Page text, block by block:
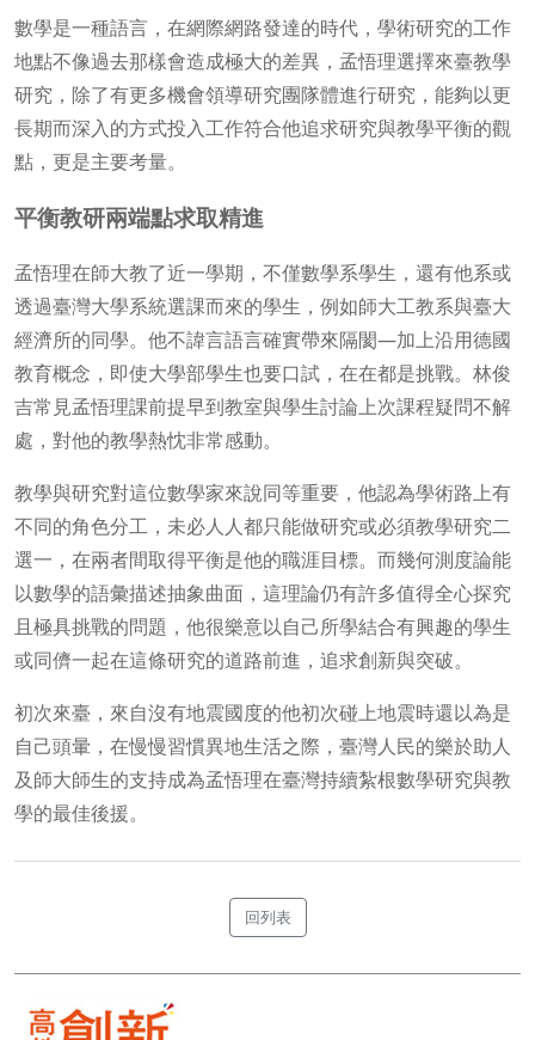
數學是一種語言，在網際網路發達的時代，學術研究的工作
地點不像過去那樣會造成極大的差異，孟悟理選擇來臺教學
研究，除了有更多機會領導研究團隊體進行研究，能夠以更
長期而深入的方式投入工作符合他追求研究與教學平衡的觀
點，更是主要考量。
平衡教研兩端點求取精進
孟悟理在師大教了近一學期，不僅數學系學生，還有他系或
透過臺灣大學系統選課而來的學生，例如師大工教系與臺大
經濟所的同學。他不諱言語言確實帶來隔閡—加上沿用德國
教育概念，即使大學部學生也要口試，在在都是挑戰。林俊
吉常見孟悟理課前提早到教室與學生討論上次課程疑問不解
處，對他的教學熱忱非常感動。
教學與研究對這位數學家來說同等重要，他認為學術路上有
不同的角色分工，未必人人都只能做研究或必須教學研究二
選一，在兩者間取得平衡是他的職涯目標。而幾何測度論能
以數學的語彙描述抽象曲面，這理論仍有許多值得全心探究
且極具挑戰的問題，他很樂意以自己所學結合有興趣的學生
或同儕一起在這條研究的道路前進，追求創新與突破。
初次來臺，來自沒有地震國度的他初次碰上地震時還以為是
自己頭暈，在慢慢習慣異地生活之際，臺灣人民的樂於助人
及師大師生的支持成為孟悟理在臺灣持續紮根數學研究與教
學的最佳後援。
回列表